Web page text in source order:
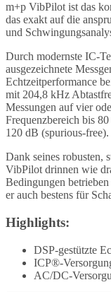
m+p VibPilot ist das
das exakt auf die
und
Durch modernste IC-
ausgezeichnete
Echtzeitperformance
mit 204,8 kHz
Messungen auf vier
Frequenzbereich bis
120 dB (spurious-free).
Dank seines robusten,
VibPilot drinnen wie
Bedingungen
er auch bestens für
Highlights:
DSP-gestützte
ICP®-
AC/DC-